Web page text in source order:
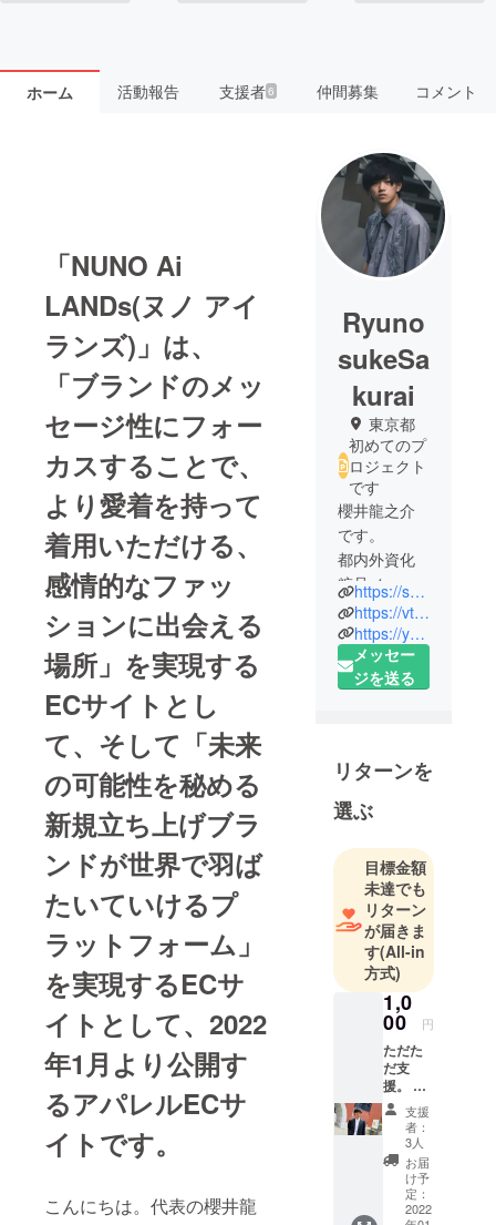
ホーム 活動報告 支援者6 仲間募集 コメント
「NUNO Ai
LANDs(ヌノ アイ
ランズ)」は、
「ブランドのメッ
セージ性にフォー
カスすることで、
より愛着を持って
着用いただける、
感情的なファッ
ションに出会える
場所」を実現する
ECサイトとし
て、そして「未来
の可能性を秘める
新規立ち上げブラ
ンドが世界で羽ば
たいていけるプ
ラットフォーム」
を実現するECサ
イトとして、2022
年1月より公開す
るアパレルECサ
イトです。
こんにちは。代表の櫻井龍
Ryuno
sukeSa
kurai
東京都
初めてのプ
ロジェクト
です
櫻井龍之介
です。
都内外資化
粧品メー
カーでPRを
やりなが
ら、
美容サロン
立、アイド
ルプロ
デュースを
行っていま
す。
自身として
アイドル活
動経験があ
り、
その時に感
じた、舞台
だけでなく
毎日という
ステージで
皆さんが輝
けるような
サービスを
創りたいと
いう気持ち
https://shiki-beauty.com/
https://vt.tiktok.com/ZSJcoap3t/
https://youtu.be/g9hZSDFsy2A
メッセー
ジを送る
リターンを
選ぶ
目標金額
未達でも
リターン
が届きま
す(All-in
方式)
1,0
00 円
ただた
だ支
援。 御
礼の
メッ
セージ
をメー
ルにて
お送り
させて
支援
者：
3人
お届
け予
定：
2022